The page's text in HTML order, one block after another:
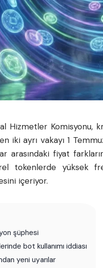
Hizmetler Komisyonu,
iki ayrı vakayı 1
arasındaki fiyat
tokenlerde yüksek
içeriyor.
şüphesi
bot kullanımı iddiası
yeni uyarılar